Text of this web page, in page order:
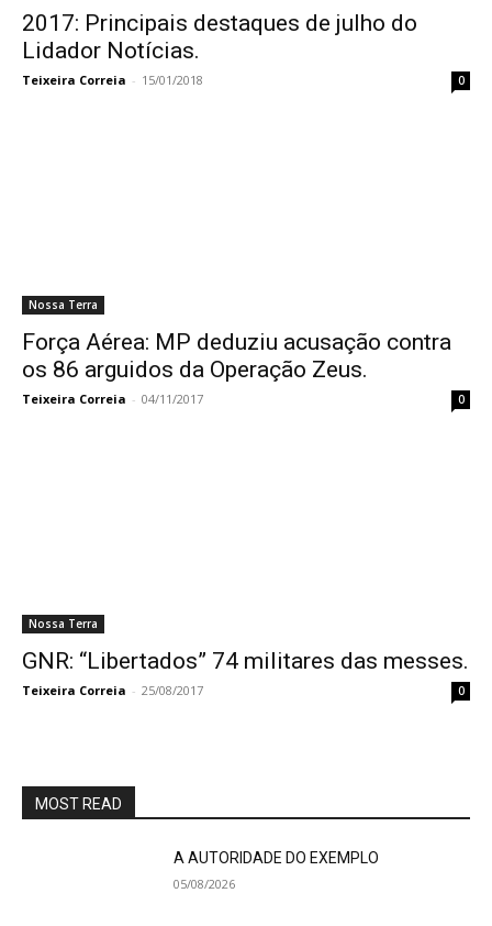
2017: Principais destaques de julho do
Lidador Notícias.
Teixeira Correia - 15/01/2018 0
Nossa Terra
Força Aérea: MP deduziu acusação contra
os 86 arguidos da Operação Zeus.
Teixeira Correia - 04/11/2017 0
Nossa Terra
GNR: “Libertados” 74 militares das messes.
Teixeira Correia - 25/08/2017 0
MOST READ
A AUTORIDADE DO EXEMPLO
05/08/2026